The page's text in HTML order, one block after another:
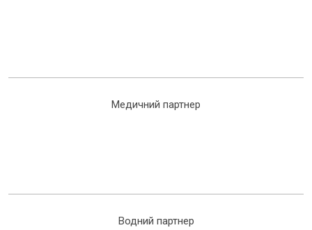
Медичний партнер
Водний партнер